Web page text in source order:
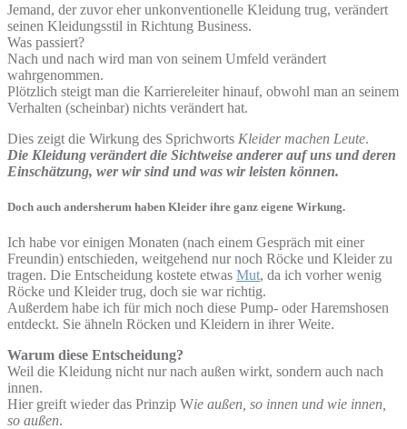
Jemand, der zuvor eher unkonventionelle Kleidung trug, verändert
seinen Kleidungsstil in Richtung Business.
Was passiert?
Nach und nach wird man von seinem Umfeld verändert
wahrgenommen.
Plötzlich steigt man die Karriereleiter hinauf, obwohl man an seinem
Verhalten (scheinbar) nichts verändert hat.
Dies zeigt die Wirkung des Sprichworts Kleider machen Leute.
Die Kleidung verändert die Sichtweise anderer auf uns und deren
Einschätzung, wer wir sind und was wir leisten können.
Doch auch andersherum haben Kleider ihre ganz eigene Wirkung.
Ich habe vor einigen Monaten (nach einem Gespräch mit einer
Freundin) entschieden, weitgehend nur noch Röcke und Kleider zu
tragen. Die Entscheidung kostete etwas Mut, da ich vorher wenig
Röcke und Kleider trug, doch sie war richtig.
Außerdem habe ich für mich noch diese Pump- oder Haremshosen
entdeckt. Sie ähneln Röcken und Kleidern in ihrer Weite.
Warum diese Entscheidung?
Weil die Kleidung nicht nur nach außen wirkt, sondern auch nach
innen.
Hier greift wieder das Prinzip Wie außen, so innen und wie innen,
so außen.